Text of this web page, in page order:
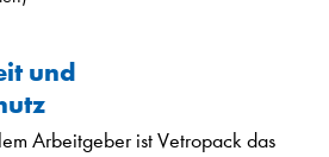
und
Arbeitgeber ist Vetropack das